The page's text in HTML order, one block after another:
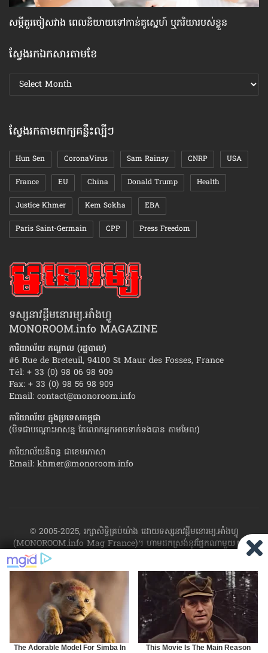
សម្តី​គួរ​ចៀសវាង ពេល​និយាយ​ទៅ​កាន់​គូស្នេហ៍ ឬ​ភរិយា​របស់​ខ្លួន
ស្វែងរកឯកសារតាមខែ
ស្វែងរក
ឯកសារ
ស្វែងរកតាមពាក្យគន្លឹះល្បីៗ
Hun Sen CoronaVirus Sam Rainsy CNRP USA
France EU China Donald Trump Health
Justice Khmer Kem Sokha EBA
Paris Saint-Germain CPP Press Freedom
ទស្សនាវដ្ដីមនោរម្យ.អាំងហ្វូ
MONOROOM.info MAGAZINE
ការិយាល័យ កណ្ដាល (រដ្ឋបាល)
#6 Rue de Breteuil, 94100 St Maur des Fosses, France
Tél: + 33 (0) 98 06 98 909
Fax: + 33 (0) 98 56 98 909
Email: contact@monoroom.info
ការិយាល័យ ក្នុង​ប្រទេស​កម្ពុជា
(បិទជាបណ្ដោះអាសន្ន តែលោកអ្នកអាចទាក់ទងបាន តាមមែល)
ការិយាល័យនិពន្ធ ជាខេមរភាសា
Email: khmer@monoroom.info
© 2005-2025, រក្សាសិទ្ធិគ្រប់យ៉ាង ដោយទស្សនាវដ្ដី​មនោរម្យ.អាំងហ្វូ
(MONOROOM.info Mag France)។ ហាម​ដក​ស្រង់​នូវ​ផ្នែក​ណា​មួយ​ ឬ​ផ្នែក​
ទាំង​អស់ ​នៃ​ការ​ផ្សាយ​របស់​ទស្សនាវដ្ដី​​មនោរម្យ.អាំងហ្វូ យក​ទៅ​​បោះពុម្ព នៅ
លើក្រដាស ឬតាម​ប្រព័ន្ធ​អេឡិច​ត្រូនិច - ផ្សាយ​តាម​រលក​ធាតុអាកាស ឬតាមប្រព័ន្ធ
អេឡិចត្រូនិច - សរសេរ​ឡើង​វិញ ឬ​ចែក​ចាយ​ តាមវិធីណាក៏ដោយ ដោយ​គ្មាន​ការ​
យល់ព្រម ជា​លាយ​លក្ខណ៍​អក្សរ​ ពី​ចាងហ្វាង​ការ​ផ្សាយ​។ផ្ទុយមកវិញ ដើម្បី​ទទួល​
បាននូវសិទ្ធិ​ទាំងនេះ សូម​ទាក់​ទង​មក​ទស្សនាវដ្ដី។
RSS SP MIRROR ARCHIVE